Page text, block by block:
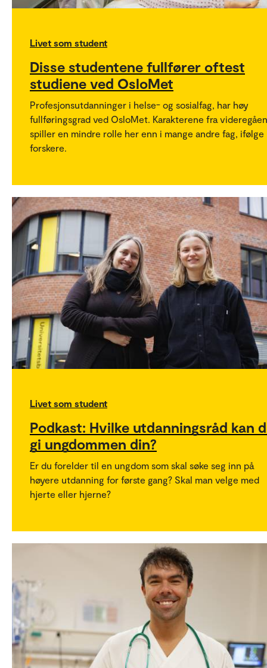
Livet som student
Disse studentene fullfører oftest
studiene ved OsloMet
Profesjonsutdanninger i helse- og sosialfag, har høy
fullføringsgrad ved OsloMet. Karakterene fra
spiller en mindre rolle her enn i mange andre fag, ifølge
forskere.
Livet som student
Podkast: Hvilke utdanningsråd kan
gi ungdommen din?
Er du forelder til en ungdom som skal søke seg inn på
høyere utdanning for første gang? Skal man velge med
hjerte eller hjerne?